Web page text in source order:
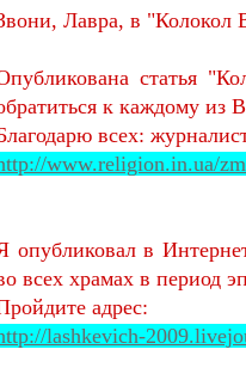
Лавра, в "Колокол
статья
к каждому из
всех:
www.religion.in.ua/
опубликовал в
всех храмах в период
адрес:
lashkevich-